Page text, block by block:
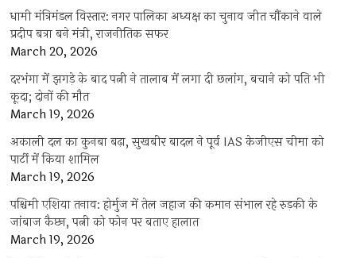
धामी मंत्रिमंडल विस्तार: नगर पालिका अध्यक्ष का चुनाव जीत चौंकाने वाले
प्रदीप बत्रा बने मंत्री, राजनीतिक सफर
March 20, 2026
दरभंगा में झगड़े के बाद पत्नी ने तालाब में लगा दी छलांग, बचाने को पति भी
कूदा; दोनों की मौत
March 19, 2026
अकाली दल का कुनबा बढ़ा, सुखबीर बादल ने पूर्व IAS केजीएस चीमा को
पार्टी में किया शामिल
March 19, 2026
पश्चिमी एशिया तनाव: होर्मुज में तेल जहाज की कमान संभाल रहे रुड़की के
जांबाज कैप्टन, पत्नी को फोन पर बताए हालात
March 19, 2026